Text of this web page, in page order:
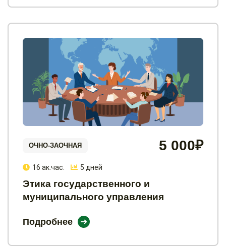
ОЧНО-ЗАОЧНАЯ 5 000₽
16 ак.час. 5 дней
Этика государственного и
муниципального управления
Подробнее